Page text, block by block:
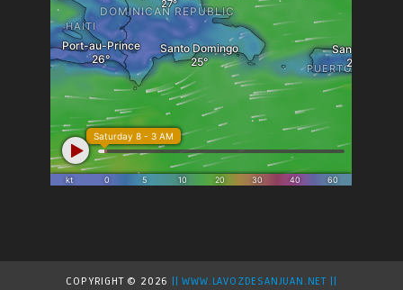
COPYRIGHT © 2026 || WWW.LAVOZDESANJUAN.NET ||